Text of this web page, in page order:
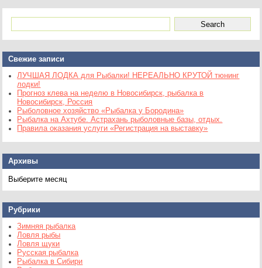
Свежие записи
ЛУЧШАЯ ЛОДКА для Рыбалки! НЕРЕАЛЬНО КРУТОЙ тюнинг
лодки!
Прогноз клева на неделю в Новосибирск, рыбалка в
Новосибирск, Россия
Рыболовное хозяйство «Рыбалка у Бородина»
Рыбалка на Ахтубе. Астрахань рыболовные базы, отдых.
Правила оказания услуги «Регистрация на выставку»
Архивы
Архивы
Рубрики
Зимняя рыбалка
Ловля рыбы
Ловля щуки
Русская рыбалка
Рыбалка в Сибири